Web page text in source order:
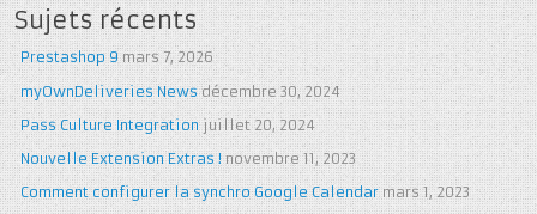
Sujets récents
Prestashop 9 mars 7, 2026
myOwnDeliveries News décembre 30, 2024
Pass Culture Integration juillet 20, 2024
Nouvelle Extension Extras ! novembre 11, 2023
Comment configurer la synchro Google Calendar mars 1, 2023